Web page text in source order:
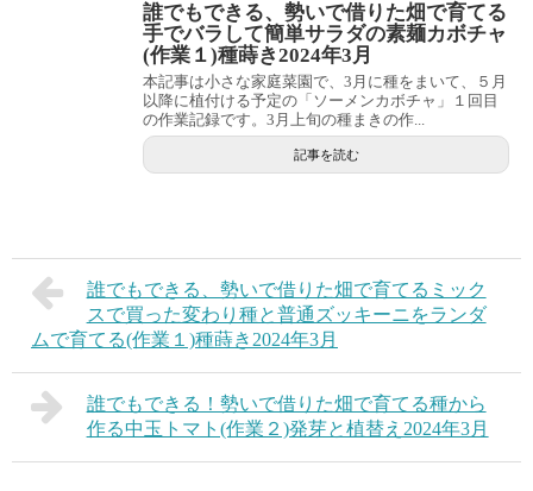
誰でもできる、勢いで借りた畑で育てる
手でバラして簡単サラダの素麺カボチャ
(作業１)種蒔き2024年3月
本記事は小さな家庭菜園で、3月に種をまいて、５月
以降に植付ける予定の「ソーメンカボチャ」１回目
の作業記録です。3月上旬の種まきの作...
記事を読む
誰でもできる、勢いで借りた畑で育てるミック
スで買った変わり種と普通ズッキーニをランダ
ムで育てる(作業１)種蒔き2024年3月
誰でもできる！勢いで借りた畑で育てる種から
作る中玉トマト(作業２)発芽と植替え2024年3月